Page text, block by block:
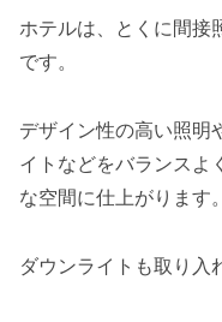
ホテルは、とくに間接
です。
デザイン性の高い照明
イトなどをバランスよ
な空間に仕上がります。
ダウンライトも取り入